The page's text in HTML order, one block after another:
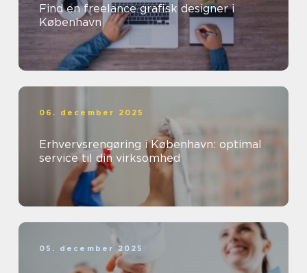
Find en freelance grafisk designer i
København
06. december 2025
Erhvervsrengøring i København: optimal
service til din virksomhed
05. december 2025